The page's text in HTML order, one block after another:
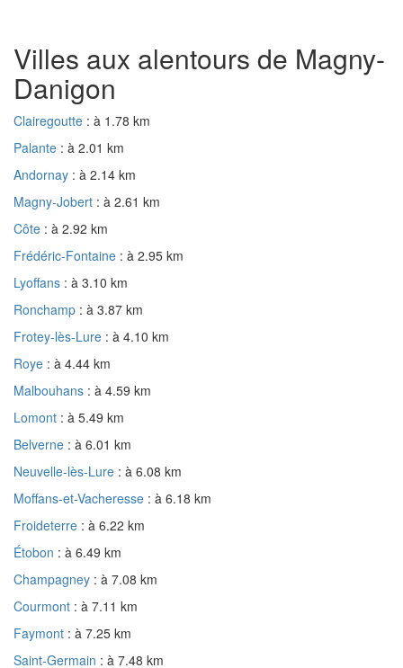
Villes aux alentours de Magny-
Danigon
Clairegoutte : à 1.78 km
Palante : à 2.01 km
Andornay : à 2.14 km
Magny-Jobert : à 2.61 km
Côte : à 2.92 km
Frédéric-Fontaine : à 2.95 km
Lyoffans : à 3.10 km
Ronchamp : à 3.87 km
Frotey-lès-Lure : à 4.10 km
Roye : à 4.44 km
Malbouhans : à 4.59 km
Lomont : à 5.49 km
Belverne : à 6.01 km
Neuvelle-lès-Lure : à 6.08 km
Moffans-et-Vacheresse : à 6.18 km
Froideterre : à 6.22 km
Étobon : à 6.49 km
Champagney : à 7.08 km
Courmont : à 7.11 km
Faymont : à 7.25 km
Saint-Germain : à 7.48 km